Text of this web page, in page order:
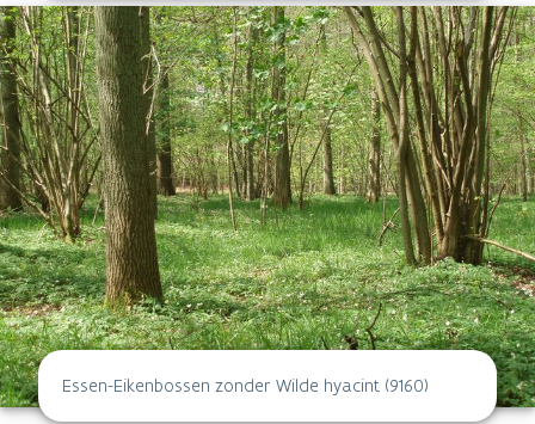
Essen-Eikenbossen zonder Wilde hyacint (9160)